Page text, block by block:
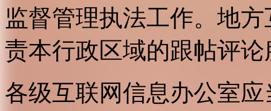
监督管理执法工作。地
责本行政区域的跟帖评
各级互联网信息办公室